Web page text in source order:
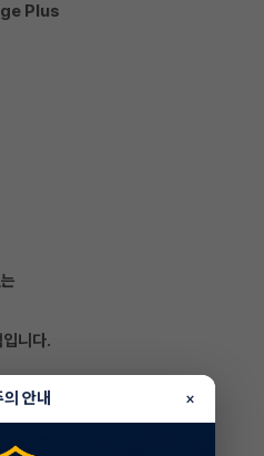
Plus
니다.
며
입니다.
안내 ×